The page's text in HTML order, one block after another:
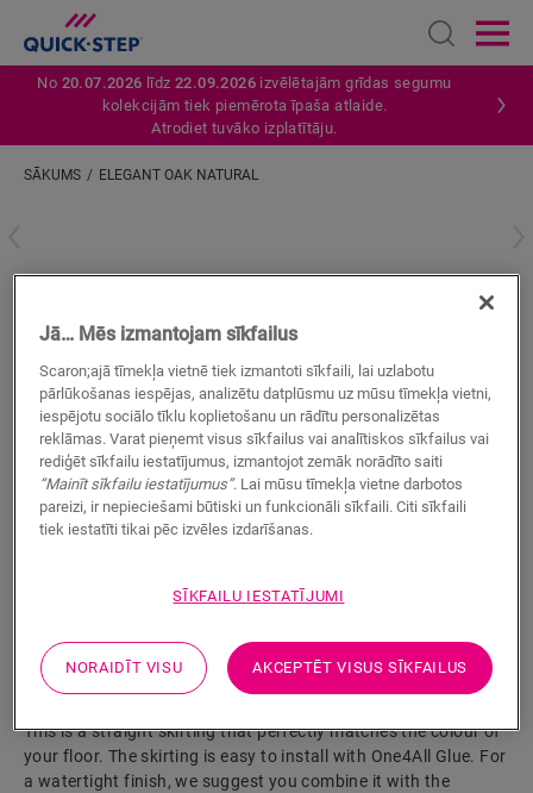
Open
No 20.07.2026 līdz22.09.2026 izvēlētajām grīdas segumu
kolekcijām tiek piemērota īpaša atlaide.
Atrodiet tuvāko izplatītāju.
SĀKUMS ELEGANT OAK NATURAL
VINILA AKSESUĀRI STANDARD SKIRTING
Skaista apdare
Jūsu vinila grīdai
Krāsas pieskaņotas jūsu grīdai
Pret skrāpējumiem izturīgs virsējais slānis
Izstrādājuma parametri
This is a straight skirting that perfectly matches the colour of
your floor. The skirting is easy to install with One4All Glue. For
a watertight finish, we suggest you combine it with the
Jā… Mēs izmantojam sīkfailus
Scaron;ajā tīmekļa vietnē tiek izmantoti sīkfaili, lai uzlabotu
pārlūkošanas iespējas, analizētu datplūsmu uz mūsu tīmekļa vietni,
iespējotu sociālo tīklu koplietošanu un rādītu personalizētas
reklāmas. Varat pieņemt visus sīkfailus vai analītiskos sīkfailus vai
rediģēt sīkfailu iestatījumus, izmantojot zemāk norādīto saiti
“Mainīt sīkfailu iestatījumus”. Lai mūsu tīmekļa vietne darbotos
pareizi, ir nepieciešami būtiski un funkcionāli sīkfaili. Citi sīkfaili
tiek iestatīti tikai pēc izvēles izdarīšanas.
SĪKFAILU IESTATĪJUMI
NORAIDĪT VISU AKCEPTĒT VISUS SĪKFAILUS